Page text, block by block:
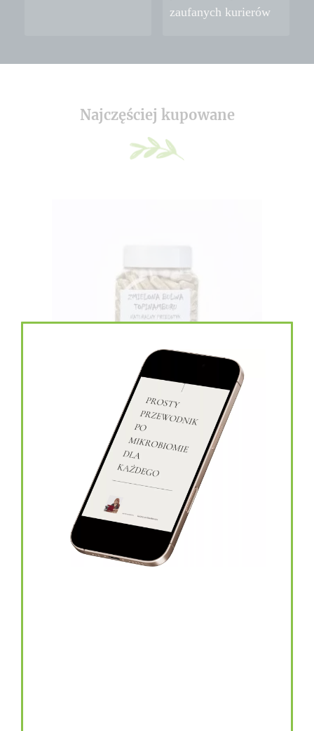
zaufanych kurierów
Najczęściej kupowane
topinambur w kapsułkach